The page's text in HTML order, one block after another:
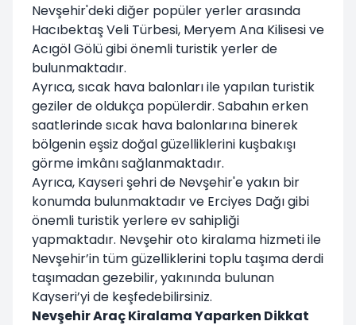
Nevşehir'deki diğer popüler yerler arasında
Hacıbektaş Veli Türbesi, Meryem Ana Kilisesi ve
Acıgöl Gölü gibi önemli turistik yerler de
bulunmaktadır.
Ayrıca, sıcak hava balonları ile yapılan turistik
geziler de oldukça popülerdir. Sabahın erken
saatlerinde sıcak hava balonlarına binerek
bölgenin eşsiz doğal güzelliklerini kuşbakışı
görme imkânı sağlanmaktadır.
Ayrıca, Kayseri şehri de Nevşehir'e yakın bir
konumda bulunmaktadır ve Erciyes Dağı gibi
önemli turistik yerlere ev sahipliği
yapmaktadır. Nevşehir oto kiralama hizmeti ile
Nevşehir’in tüm güzelliklerini toplu taşıma derdi
taşımadan gezebilir, yakınında bulunan
Kayseri’yi de keşfedebilirsiniz.
Nevşehir Araç Kiralama Yaparken Dikkat